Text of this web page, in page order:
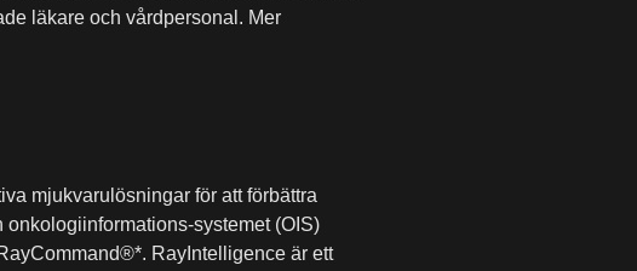
läkare och vårdpersonal. Mer
mjukvarulösningar för att förbättra
systemet (OIS)
RayIntelligence är ett